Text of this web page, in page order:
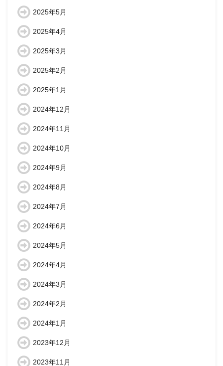
2025年5月
2025年4月
2025年3月
2025年2月
2025年1月
2024年12月
2024年11月
2024年10月
2024年9月
2024年8月
2024年7月
2024年6月
2024年5月
2024年4月
2024年3月
2024年2月
2024年1月
2023年12月
2023年11月